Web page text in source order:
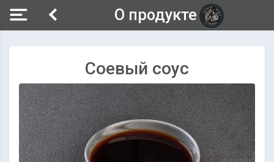
О продукте
Соевый соус